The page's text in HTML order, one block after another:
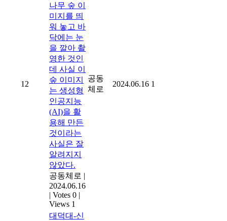
12
나무 숲 이
미지를 띄
워 놓고 바
닥에는 눈
을 깔아 촬
영한 것인
데 사실 이
숲 이미지
는 생성형
인공지능
(AI)을 활
용해 만든
것이라는
사실은 잘
알려지지
않았다.
공동체로 |
2024.06.16
| Votes 0 |
Views 1
공동
체로
2024.06.16 1
대덕대-신